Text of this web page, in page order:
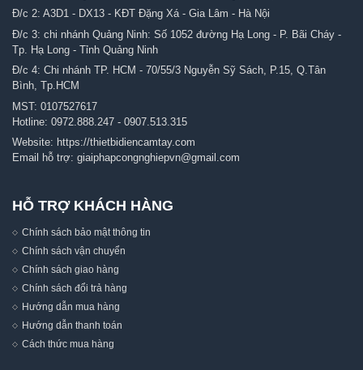
Đ/c 2: A3D1 - DX13 - KĐT Đặng Xá - Gia Lâm - Hà Nội
Đ/c 3: chi nhánh Quảng Ninh: Số 1052 đường Hạ Long - P. Bãi Cháy -
Tp. Hạ Long - Tỉnh Quảng Ninh
Đ/c 4: Chi nhánh TP. HCM - 70/55/3 Nguyễn Sỹ Sách, P.15, Q.Tân
Bình, Tp.HCM
MST: 0107527617
Hotline: 0972.888.247 - 0907.513.315
Website: https://thietbidiencamtay.com
Email hỗ trợ: giaiphapcongnghiepvn@gmail.com
HỖ TRỢ KHÁCH HÀNG
Chính sách bảo mật thông tin
Chính sách vận chuyển
Chính sách giao hàng
Chính sách đổi trả hàng
Hướng dẫn mua hàng
Hướng dẫn thanh toán
Cách thức mua hàng